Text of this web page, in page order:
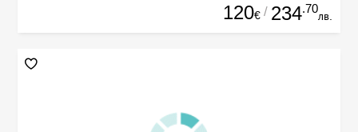
120€ / 234.70
лв.